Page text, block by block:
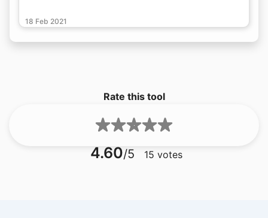
18 Feb 2021
Rate this tool
4.60/5 15 votes